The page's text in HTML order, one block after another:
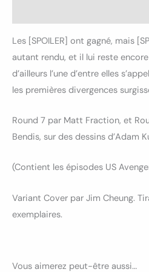
Les [SPOILER] ont gagné, mais
autant rendu, et il lui reste
d’ailleurs l’une d’entre elles
les premières divergences
Round 7 par Matt Fraction, et
Bendis, sur des dessins d’Adam
(Contient les épisodes US
Variant Cover par Jim Cheung.
exemplaires.
Vous aimerez peut-être aussi…